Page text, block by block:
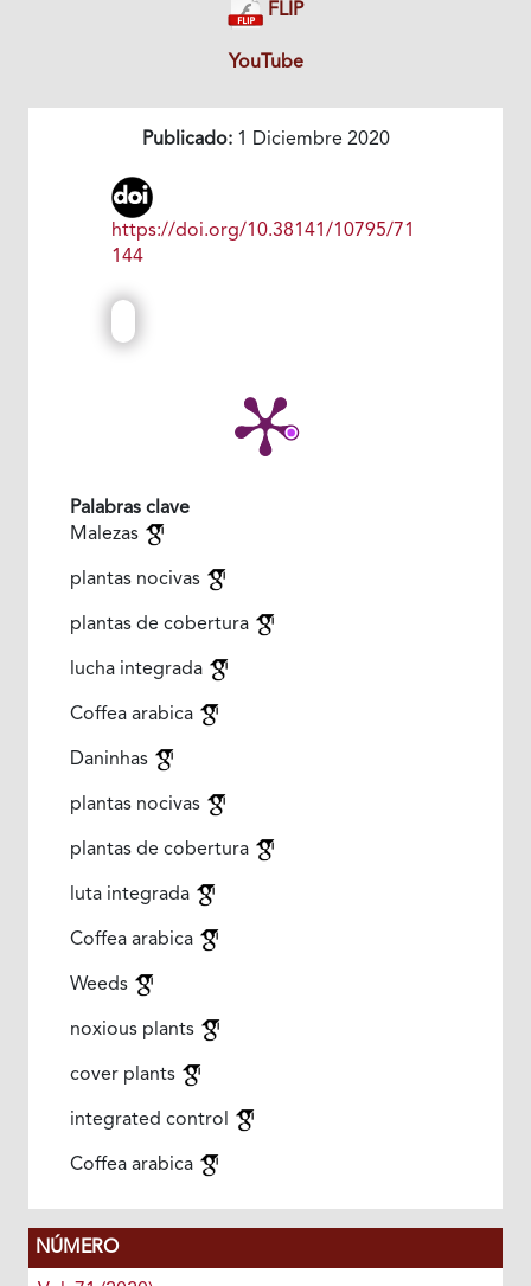
FLIP
YouTube
Publicado:1 Diciembre 2020
https://doi.org/10.38141/10795/71
144
Palabras clave
Malezas
plantas nocivas
plantas de cobertura
lucha integrada
Coffea arabica
Daninhas
plantas nocivas
plantas de cobertura
luta integrada
Coffea arabica
Weeds
noxious plants
cover plants
integrated control
Coffea arabica
NÚMERO